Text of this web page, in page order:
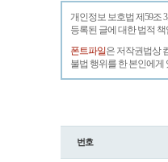
개인정보 보호법 제59조
등록된 글에 대한 법적
폰트파일은 저작권법상
불법 행위를 한 본인에게
번호